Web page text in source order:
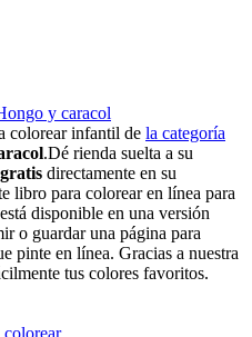
y caracol
colorear infantil de la categoría
.Dé rienda suelta a su
directamente en su
libro para colorear en línea para
disponible en una versión
o guardar una página para
pinte en línea. Gracias a nuestra
tus colores favoritos.